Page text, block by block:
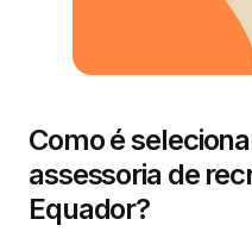
Como é
assessoria de
Equador?